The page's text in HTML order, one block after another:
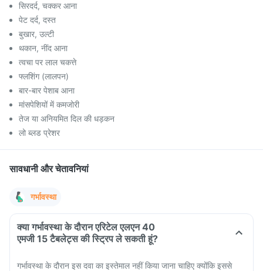
सिरदर्द, चक्कर आना
पेट दर्द, दस्त
बुखार, उल्टी
थकान, नींद आना
त्वचा पर लाल चकत्ते
फ्लशिंग (लालपन)
बार-बार पेशाब आना
मांसपेशियों में कमजोरी
तेज या अनियमित दिल की धड़कन
लो ब्लड प्रेशर
सावधानी और चेतावनियां
गर्भावस्था
क्या गर्भावस्था के दौरान एरिटेल एलएन 40
एमजी 15 टैबलेट्स की स्ट्रिप ले सकती हूं?
गर्भावस्था के दौरान इस दवा का इस्तेमाल नहीं किया जाना चाहिए क्योंकि इससे